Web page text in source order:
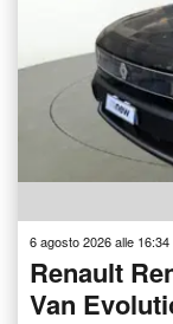
6 agosto 2026 alle 16:34
Renault
Van